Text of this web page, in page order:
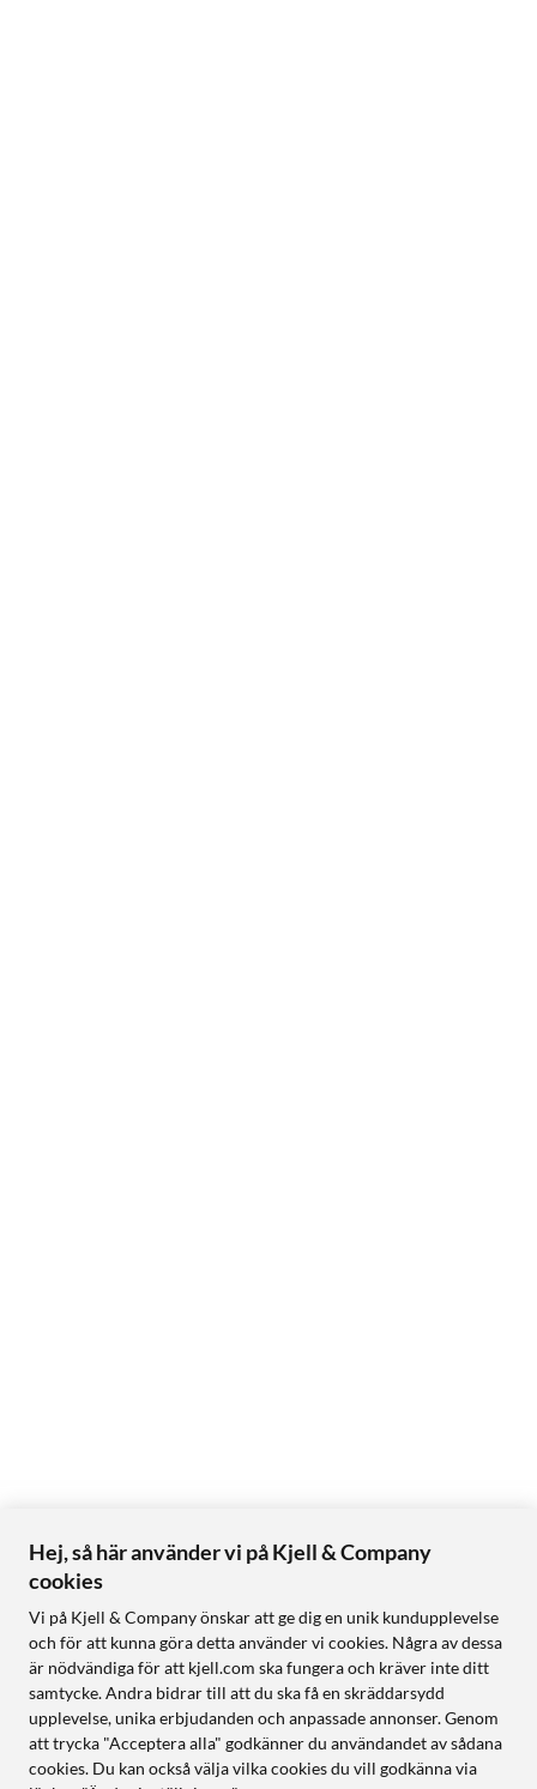
Hej, så här använder vi på Kjell & Company
cookies
Vi på Kjell & Company önskar att ge dig en unik kundupplevelse
och för att kunna göra detta använder vi cookies. Några av dessa
är nödvändiga för att kjell.com ska fungera och kräver inte ditt
samtycke. Andra bidrar till att du ska få en skräddarsydd
upplevelse, unika erbjudanden och anpassade annonser. Genom
att trycka "Acceptera alla" godkänner du användandet av sådana
cookies. Du kan också välja vilka cookies du vill godkänna via